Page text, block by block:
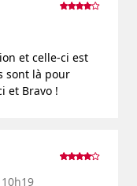
et celle-ci est
sont là pour
et Bravo !